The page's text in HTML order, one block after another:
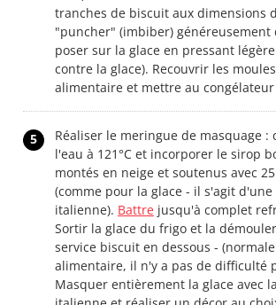
tranches de biscuit aux dimensions
"puncher" (imbiber) généreusement
poser sur la glace en pressant
contre la glace). Recouvrir les
alimentaire et mettre au
5
Réaliser le meringue de masquage :
l'eau à 121°C et incorporer le sirop
montés en neige et soutenus avec
(comme pour la glace - il s'agit
italienne). Battre jusqu'à complet
Sortir la glace du frigo et la
service biscuit en dessous -
alimentaire, il n'y a pas de difficulté
Masquer entièrement la glace avec